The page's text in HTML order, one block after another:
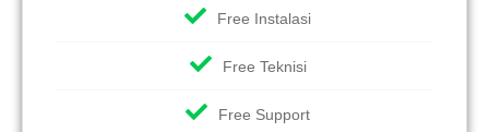
Free Instalasi
Free Teknisi
Free Support